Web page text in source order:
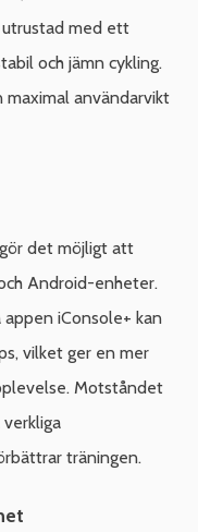
utrustad med ett
och jämn cykling.
maximal användarvikt
det möjligt att
Android-enheter.
iConsole+ kan
vilket ger en mer
Motståndet
träningen.